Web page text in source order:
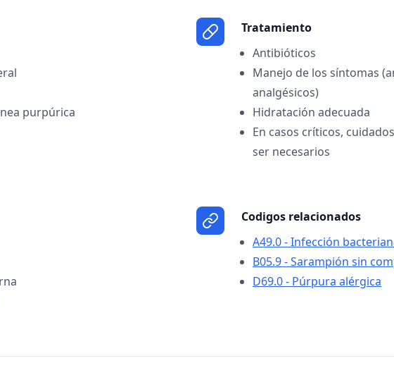
purpúrica
Tratamiento
Antibióticos
Manejo de los síntomas
analgésicos)
Hidratación adecuada
En casos críticos,
ser necesarios
Codigos relacionados
A49.0 - Infección
B05.9 - Sarampión sin
D69.0 - Púrpura alérgica